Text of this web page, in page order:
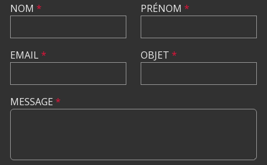
NOM *
EMAIL*
PRÉNOM *
OBJET *
MESSAGE *